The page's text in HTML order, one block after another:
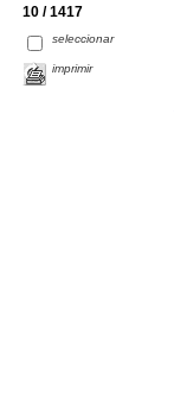
10 / 1417
seleccionar
imprimir